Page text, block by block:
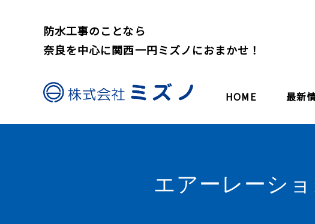
防水工事のことなら
奈良を中心に関西一円ミズノにおまかせ！
HOME 最新
エアーレーシ